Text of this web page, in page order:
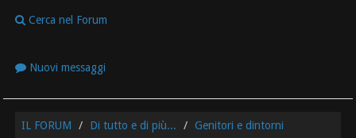
Cerca nel Forum
Nuovi messaggi
IL FORUM Di tutto e di più... Genitori e dintorni